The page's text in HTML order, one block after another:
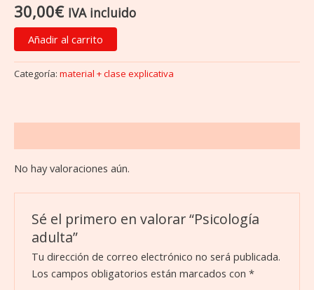
30,00€ IVA incluido
Añadir al carrito
Categoría: material + clase explicativa
No hay valoraciones aún.
Sé el primero en valorar “Psicología
adulta”
Tu dirección de correo electrónico no será publicada.
Los campos obligatorios están marcados con*